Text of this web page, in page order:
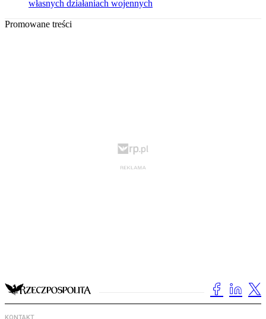
własnych działaniach wojennych
Promowane treści